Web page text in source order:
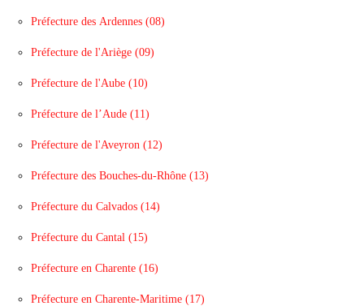
Préfecture des Ardennes (08)
Préfecture de l'Ariège (09)
Préfecture de l'Aube (10)
Préfecture de l’Aude (11)
Préfecture de l'Aveyron (12)
Préfecture des Bouches-du-Rhône (13)
Préfecture du Calvados (14)
Préfecture du Cantal (15)
Préfecture en Charente (16)
Préfecture en Charente-Maritime (17)